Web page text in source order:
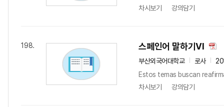
차시보기
강의담기
198. 스페인어 말하기VI
부산외국어대학교 로사
Estos temas buscan
차시보기
강의담기